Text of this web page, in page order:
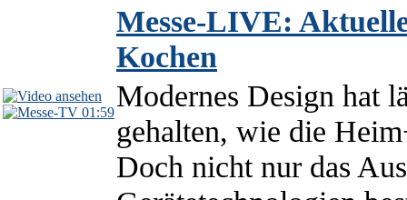
01:59
Messe-LIVE:
Kochen
Modernes Design hat
gehalten, wie die
Doch nicht nur das